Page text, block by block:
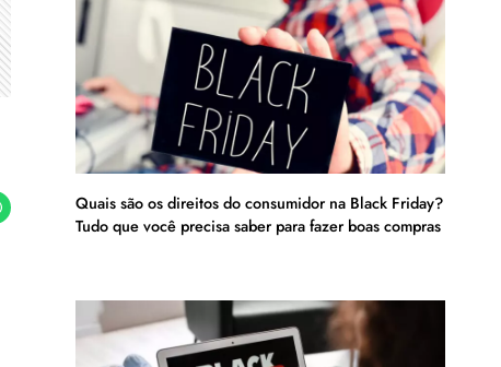
Quais são os direitos do consumidor na Black Friday?
Tudo que você precisa saber para fazer boas compras